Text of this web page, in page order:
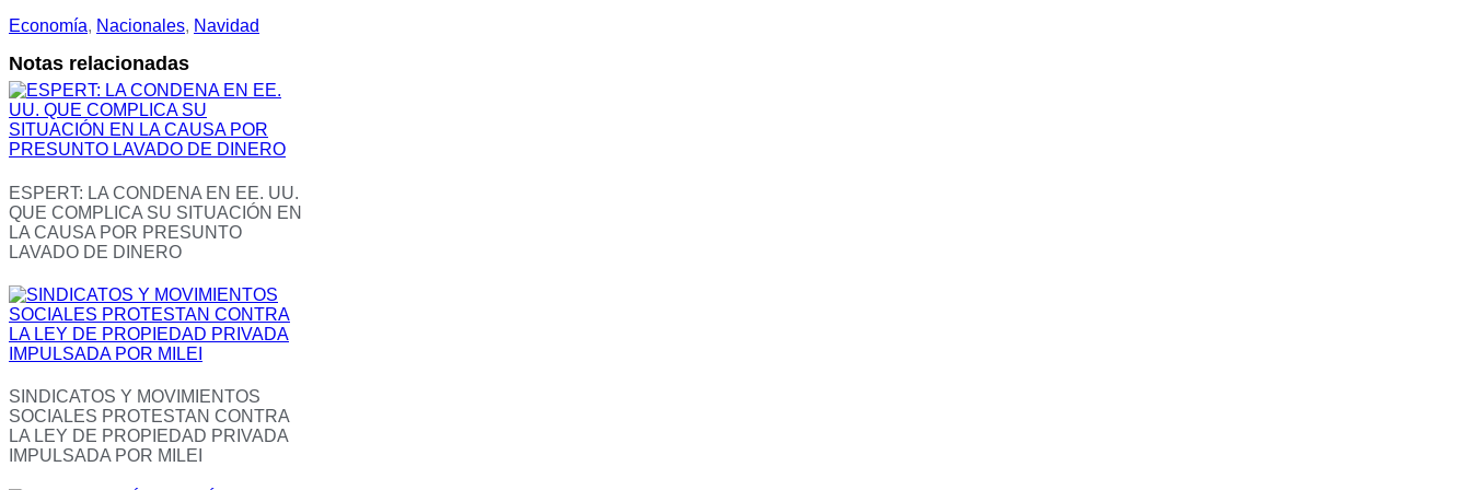
Economía, Nacionales, Navidad
Notas relacionadas
ESPERT: LA CONDENA EN EE. UU.
QUE COMPLICA SU SITUACIÓN EN
LA CAUSA POR PRESUNTO
LAVADO DE DINERO
SINDICATOS Y MOVIMIENTOS
SOCIALES PROTESTAN CONTRA
LA LEY DE PROPIEDAD PRIVADA
IMPULSADA POR MILEI